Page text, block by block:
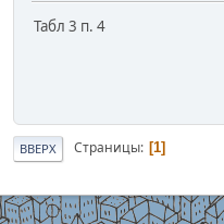
Табл 3 п. 4
ВВЕРХ Страницы 1